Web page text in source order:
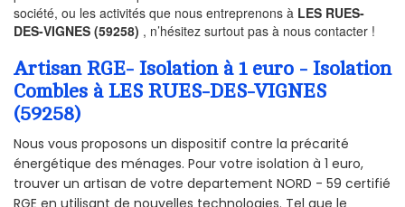
société, ou les activités que nous entreprenons à LES RUES-
DES-VIGNES (59258) , n’hésitez surtout pas à nous contacter !
Artisan RGE- Isolation à 1 euro - Isolation
Combles à LES RUES-DES-VIGNES
(59258)
Nous vous proposons un dispositif contre la précarité
énergétique des ménages. Pour votre isolation à 1 euro,
trouver un artisan de votre departement NORD - 59 certifié